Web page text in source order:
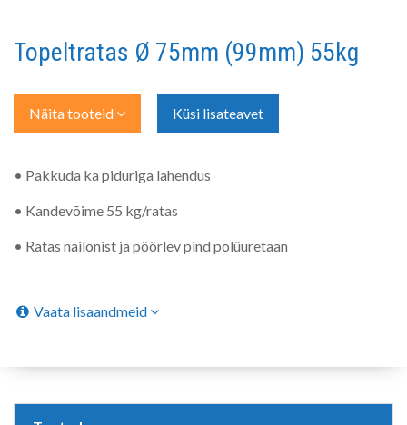
Topeltratas Ø 75mm (99mm) 55kg
Näita tooteid Küsi lisateavet
• Pakkuda ka piduriga lahendus
• Kandevõime 55 kg/ratas
• Ratas nailonist ja pöörlev pind polüuretaan
Vaata lisaandmeid